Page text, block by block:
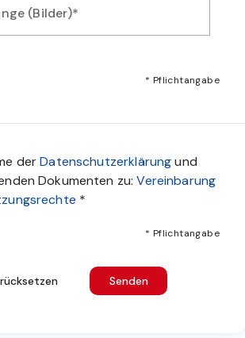
(Bilder)*
* Pflichtangabe
derDatenschutzerklärungund
Dokumenten zu:Vereinbarung
*
* Pflichtangabe
Senden